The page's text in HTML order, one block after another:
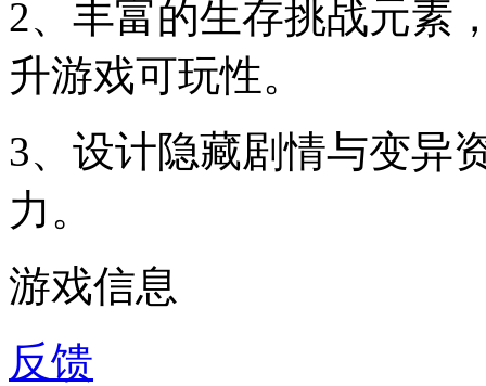
2、丰富的生存挑战元素
升游戏可玩性。
3、设计隐藏剧情与变异
力。
游戏信息
反馈